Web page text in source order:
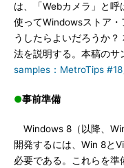
は、「Webカメラ」と
使ってWindowsストア
うしたらよいだろうか
法を説明する。本稿のサ
samples：MetroTips #18
●事前準備
Windows 8（以降、
開発するには、Win 8と
必要である。これらを準